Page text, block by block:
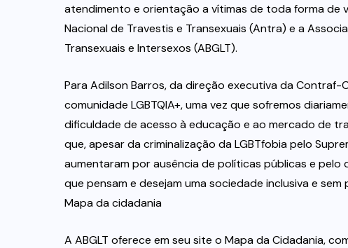
atendimento e orientação a vítimas de toda forma de
Nacional de Travestis e Transexuais (Antra) e a
Transexuais e Intersexos (ABGLT).
Para Adilson Barros, da direção executiva da Contraf-
comunidade LGBTQIA+, uma vez que sofremos
dificuldade de acesso à educação e ao mercado de
que, apesar da criminalização da LGBTfobia pelo
aumentaram por ausência de políticas públicas e
que pensam e desejam uma sociedade inclusiva e sem
Mapa da cidadania
A ABGLT oferece em seu site o Mapa da Cidadania,